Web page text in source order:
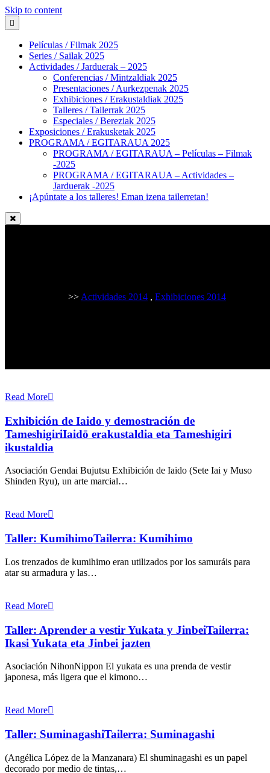
Skip to content
Películas / Filmak 2025
Series / Sailak 2025
Actividades / Jarduerak – 2025
Conferencias / Mintzaldiak 2025
Presentaciones / Aurkezpenak 2025
Exhibiciones / Erakustaldiak 2025
Talleres / Tailerrak 2025
Especiales / Bereziak 2025
Exposiciones / Erakusketak 2025
PROGRAMA / EGITARAUA 2025
PROGRAMA / EGITARAUA – Películas – Filmak
-2025
PROGRAMA / EGITARAUA – Actividades –
Jarduerak -2025
¡Apúntate a los talleres! Eman izena tailerretan!
>> Actividades 2014 , Exhibiciones 2014
Read More
Exhibición de Iaido y demostración de
TameshigiriIaidō erakustaldia eta Tameshigiri
ikustaldia
Asociación Gendai Bujutsu Exhibición de Iaido (Sete Iai y Muso
Shinden Ryu), un arte marcial…
Read More
Taller: KumihimoTailerra: Kumihimo
Los trenzados de kumihimo eran utilizados por los samuráis para
atar su armadura y las…
Read More
Taller: Aprender a vestir Yukata y JinbeiTailerra:
Ikasi Yukata eta Jinbei jazten
Asociación NihonNippon El yukata es una prenda de vestir
japonesa, más ligera que el kimono…
Read More
Taller: SuminagashiTailerra: Suminagashi
(Angélica López de la Manzanara) El shuminagashi es un papel
decorado por medio de tintas,…